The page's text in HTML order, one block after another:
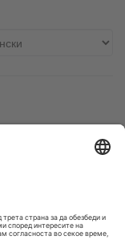
London, Greater